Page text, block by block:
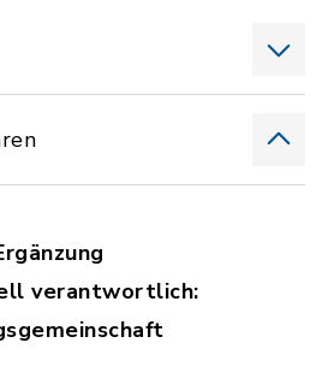
verantwortlich: